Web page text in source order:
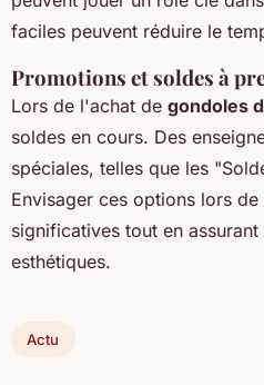
faciles peuvent réduire le
Promotions et soldes à
Lors de l'achat de gondoles
soldes en cours. Des
spéciales, telles que les
Envisager ces options lors
significatives tout en
esthétiques.
Actu